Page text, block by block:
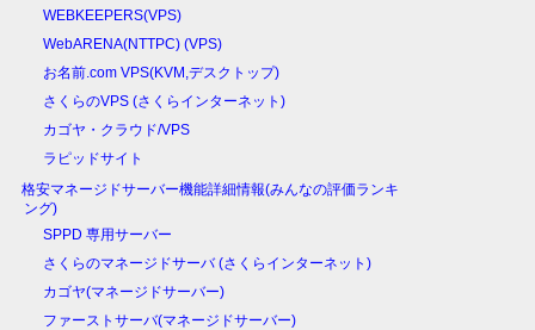
WEBKEEPERS(VPS)
WebARENA(NTTPC) (VPS)
お名前.com VPS(KVM,デスクトップ)
さくらのVPS (さくらインターネット)
カゴヤ・クラウド/VPS
ラピッドサイト
格安マネージドサーバー機能詳細情報(みんなの評価ランキ
ング)
SPPD 専用サーバー
さくらのマネージドサーバ (さくらインターネット)
カゴヤ(マネージドサーバー)
ファーストサーバ(マネージドサーバー)